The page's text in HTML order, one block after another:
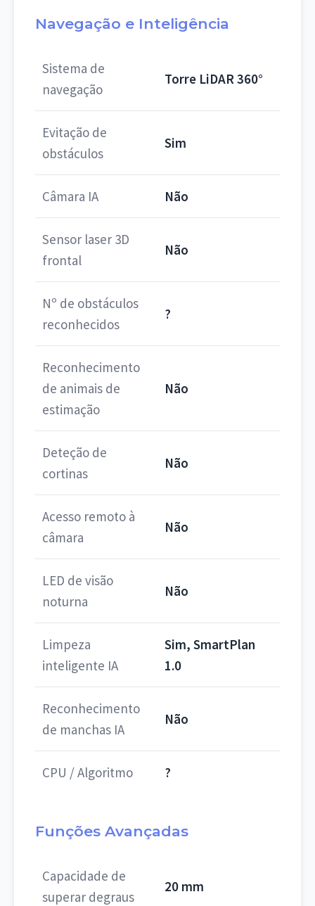
Navegação e Inteligência
Sistema de
navegação
Torre LiDAR 360°
Evitação de
obstáculos
Sim
Câmara IA Não
Sensor laser 3D
frontal
Não
Nº de obstáculos
reconhecidos
?
Reconhecimento
de animais de
estimação
Não
Deteção de
cortinas
Não
Acesso remoto à
câmara
Não
LED de visão
noturna
Não
Limpeza
inteligente IA
Sim, SmartPlan
1.0
Reconhecimento
de manchas IA
Não
CPU / Algoritmo ?
Funções Avançadas
Capacidade de
superar degraus
20 mm